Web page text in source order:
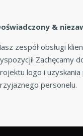
&
zespół obsługi
Zachęcamy
logo i
personelu.